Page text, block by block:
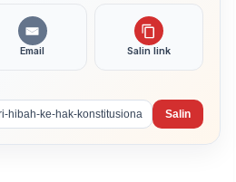
Email Salin link
Salin